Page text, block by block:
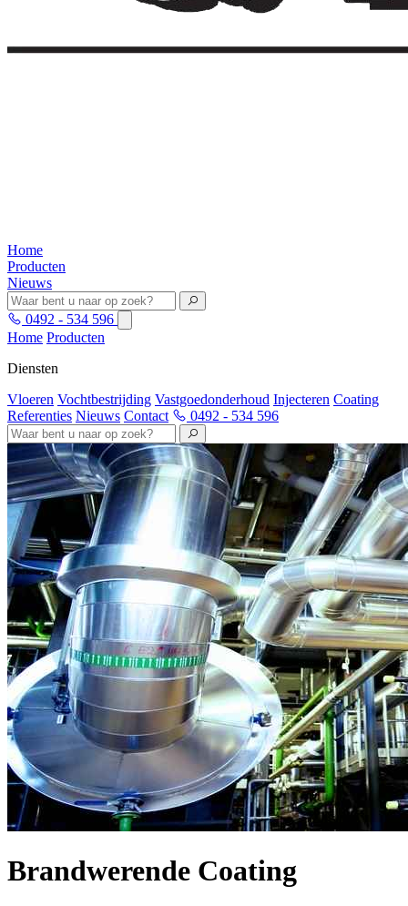
Home
Producten
Nieuws
0492 - 534 596
Home Producten
Diensten
Vloeren Vochtbestrijding Vastgoedonderhoud Injecteren Coating
Referenties Nieuws Contact 0492 - 534 596
Brandwerende Coating